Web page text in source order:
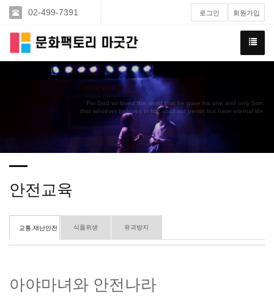
02-499-7391 로그인 회원가입
For God so loved the world that he gave his one and only Son,
that whoever believes in him shall not perish but have eternal life.
안전교육
교통,재난안전 식품위생 유괴방지
아야마녀와 안전나라